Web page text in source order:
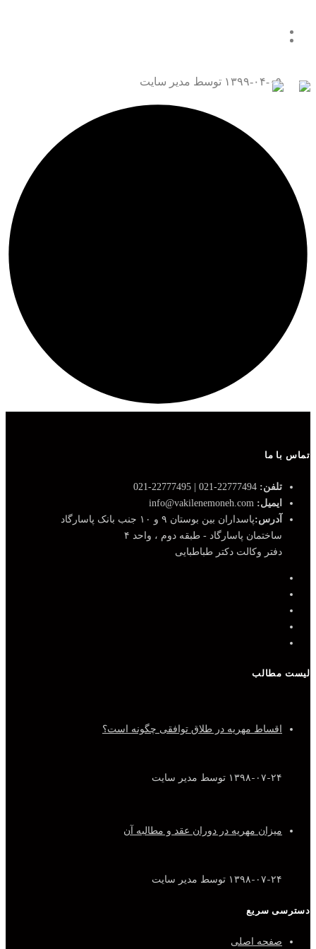
۱۳۹۹-۰۴-۰۹ توسط مدیر سایت
تماس با ما
تلفن:
ایمیل:
آدرس:پاسداران بین بوستان ۹ و ۱۰ جنب بانک پاسارگاد
ساختمان پاسارگاد - طبقه دوم ، واحد ۴
دفتر وکالت دکتر طباطبایی
لیست مطالب
اقساط مهریه در طلاق توافقی چگونه است؟
۱۳۹۸-۰۷-۲۴ توسط مدیر سایت
میزان مهریه در دوران عقد و مطالبه آن
۱۳۹۸-۰۷-۲۴ توسط مدیر سایت
دسترسی سریع
صفحه اصلی